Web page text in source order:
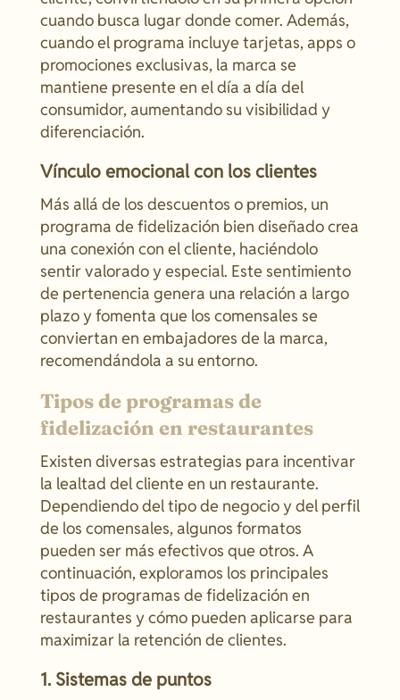
cuando busca lugar donde comer. Además,
cuando el programa incluye tarjetas, apps o
promociones exclusivas, la marca se
mantiene presente en el día a día del
consumidor, aumentando su visibilidad y
diferenciación.
Vínculo emocional con los clientes
Más allá de los descuentos o premios, un
programa de fidelización bien diseñado crea
una conexión con el cliente, haciéndolo
sentir valorado y especial. Este sentimiento
de pertenencia genera una relación a largo
plazo y fomenta que los comensales se
conviertan en embajadores de la marca,
recomendándola a su entorno.
Tipos de programas de
fidelización en restaurantes
Existen diversas estrategias para incentivar
la lealtad del cliente en un restaurante.
Dependiendo del tipo de negocio y del perfil
de los comensales, algunos formatos
pueden ser más efectivos que otros. A
continuación, exploramos los principales
tipos de programas de fidelización en
restaurantes y cómo pueden aplicarse para
maximizar la retención de clientes.
1. Sistemas de puntos